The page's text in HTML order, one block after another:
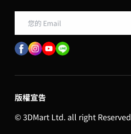
版權宣告
© 3DMart Ltd. all right Reserved